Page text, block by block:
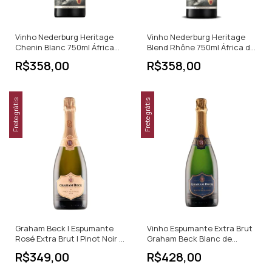
Vinho Nederburg Heritage
Chenin Blanc 750ml África
Do Sul
R$358,00
Vinho Nederburg Heritage
Blend Rhône 750ml África do
Sul
R$358,00
Frete grátis
Graham Beck | Espumante
Rosé Extra Brut | Pinot Noir |
R$349,00
Frete grátis
Vinho Espumante Extra Brut
Graham Beck Blanc de
R$428,00